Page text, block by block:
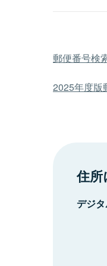
郵便番号検
2025年度版
住所
デジ